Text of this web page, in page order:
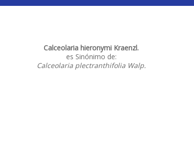
Calceolaria hieronymi Kraenzl.
es Sinónimo de:
Calceolaria plectranthifolia Walp.